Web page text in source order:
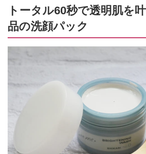
トータル60秒で透明肌を
品の洗顔パック